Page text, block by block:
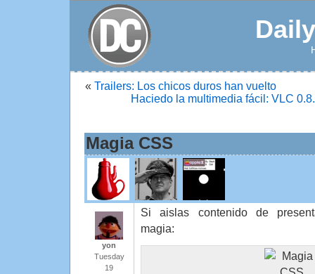
« Trailers: Los chicos duros han vuelto
Haciedo la multimedia fácil: VLC
Magia CSS
yon
Tuesday
19
Si aislas contenido de
magia: